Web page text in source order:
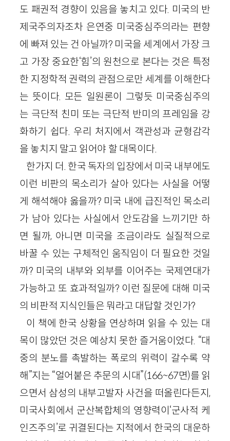
도 패권적 경향이 있음을 놓치고 있다. 미국의 반
제국주의자조차 은연중 미국중심주의라는 편향
에 빠져 있는 건 아닐까? 미국을 세계에서 가장 크
고 가장 중요한‘힘’의 원천으로 본다는 것은 특정
한 지정학적 권력의 관점으로만 세계를 이해한다
는 뜻이다. 모든 일원론이 그렇듯 미국중심주의
는 극단적 친미 또는 극단적 반미의 프레임을 강
화하기 쉽다. 우리 처지에서 객관성과 균형감각
을 놓치지 말고 읽어야 할 대목이다.
한가지 더. 한국 독자의 입장에서 미국 내부에도
이런 비판의 목소리가 살아 있다는 사실을 어떻
게 해석해야 옳을까? 미국 내에 급진적인 목소리
가 남아 있다는 사실에서 안도감을 느끼기만 하
면 될까, 아니면 미국을 조금이라도 실질적으로
바꿀 수 있는 구체적인 움직임이 더 필요한 것일
까? 미국의 내부와 외부를 이어주는 국제연대가
가능하고 또 효과적일까? 이런 질문에 대해 미국
의 비판적 지식인들은 뭐라고 대답할 것인가?
이 책에 한국 상황을 연상하며 읽을 수 있는 대
목이 많았던 것은 예상치 못한 즐거움이었다. “대
중의 분노를 촉발하는 폭로의 위력이 갈수록 약
해”지는 “얼어붙은 추문의 시대”(166~67면)를 읽
으면서 삼성의 내부고발자 사건을 떠올린다든지,
미국사회에서 군산복합체의 영향력이‘군사적 케
인즈주의’로 귀결된다는 지적에서 한국의 대운하